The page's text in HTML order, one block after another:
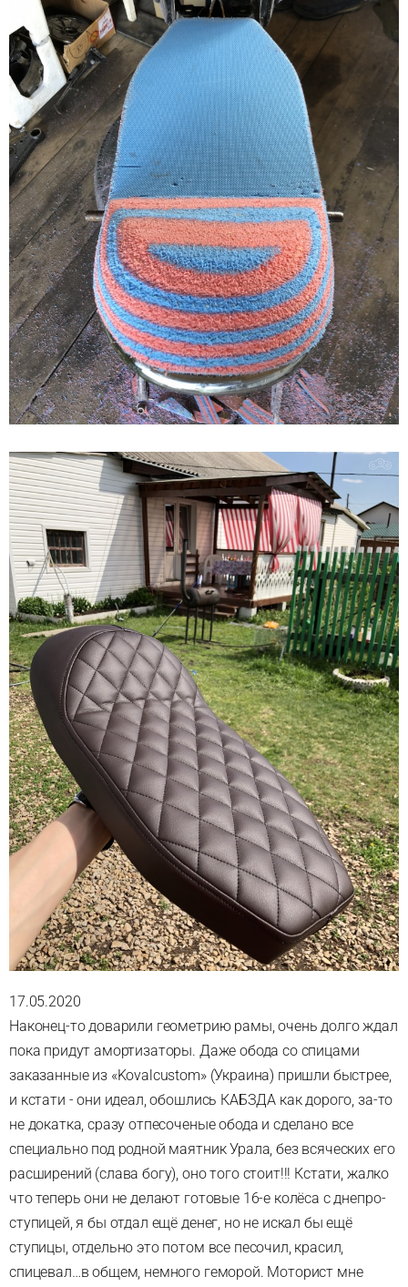
17.05.2020
Наконец-то доварили геометрию рамы, очень долго ждал
пока придут амортизаторы. Даже обода со спицами
заказанные из «Kovalcustom» (Украина) пришли быстрее,
и кстати - они идеал, обошлись КАБЗДА как дорого, за-то
не докатка, сразу отпесоченые обода и сделано все
специально под родной маятник Урала, без всяческих его
расширений (слава богу), оно того стоит!!! Кстати, жалко
что теперь они не делают готовые 16-е колёса с днепро-
ступицей, я бы отдал ещё денег, но не искал бы ещё
ступицы, отдельно это потом все песочил, красил,
спицевал…в общем, немного геморой. Моторист мне